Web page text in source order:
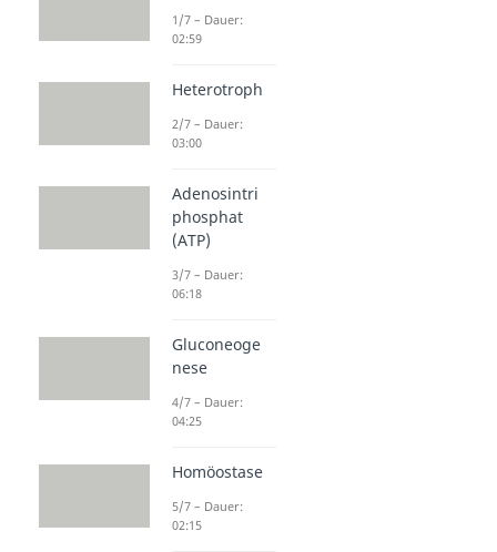
1/7 – Dauer:
02:59
Heterotroph
2/7 – Dauer:
03:00
Adenosintri
phosphat
(ATP)
3/7 – Dauer:
06:18
Gluconeoge
nese
4/7 – Dauer:
04:25
Homöostase
5/7 – Dauer:
02:15